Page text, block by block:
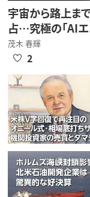
宇宙から路上ま
占…究極の「AI
茂木 春輝
2